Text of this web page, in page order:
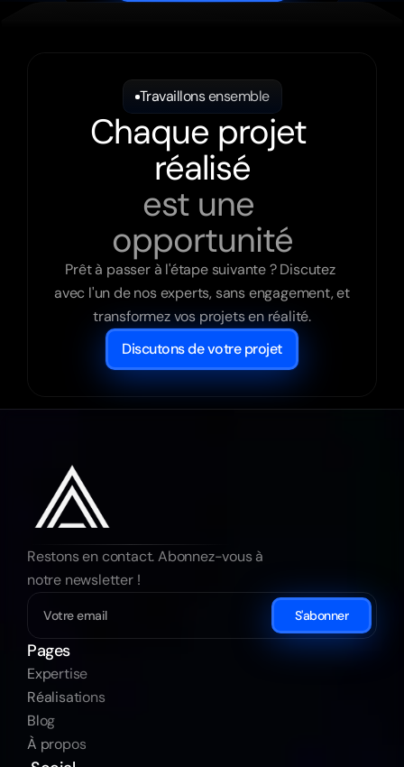
Travaillons ensemble
Chaque projet
réalisé
est une
opportunité
Prêt à passer à l'étape suivante ? Discutez
avec l'un de nos experts, sans engagement, et
transformez vos projets en réalité.
Discutons de votre projet
Restons en contact. Abonnez-vous à
notre newsletter !
S'abonner
Pages
Expertise
Réalisations
Blog
À propos